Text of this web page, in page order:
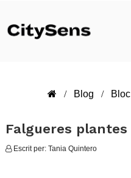
Blog Bloc
Falgueres plantes
Escrit per: Tania Quintero